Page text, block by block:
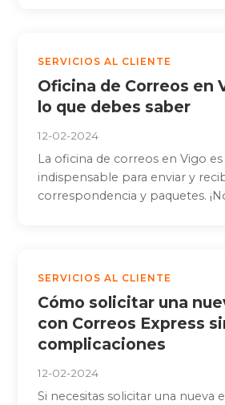
SERVICIOS AL CLIENTE
Oficina de Correos en
lo que debes saber
12-02-2024
La oficina de correos en Vigo
indispensable para enviar y
correspondencia y paquetes.
SERVICIOS AL CLIENTE
Cómo solicitar una
con Correos Express
complicaciones
12-02-2024
Si necesitas solicitar una nueva